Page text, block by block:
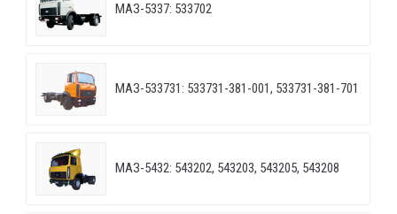
МАЗ-5337: 533702
МАЗ-533731: 533731-381-001, 533731-381-701
МАЗ-5432: 543202, 543203, 543205, 543208